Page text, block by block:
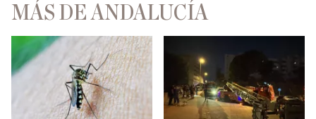
MÁS DE ANDALUCÍA